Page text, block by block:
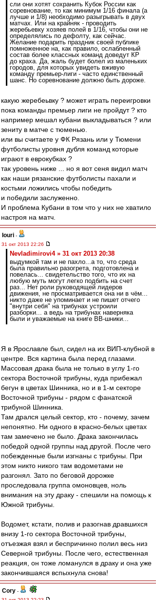
сли они хотят сохранить Кубок России как
соревнование, то как минимум 1/16 финала (а
лучше и 1/8) необходимо разыгрывать в двух
матчах. Или на крайняк - проводить
жеребьевку хозяев полей в 1/16, чтобы они не
определялись по дефолту, как сейчас.
Желание подарить праздник своей публике
помноженное на, как правило, ослабленный
состав более классных команд доведут КР
до краха. Да, жаль будет болел из маленьких
городов, для которых увидеть вживую
команду премьер-лиги - часто единственный
шанс. Но соревнование должно быть дороже.
какую жеребеьвку ? может играть переигровки
пока команды премьер лиги не пройдут ? кто
например мешал кубани выкладываться ? или
зениту в матче с тюменью.
или вы считаете у ФК Рязань или у Тюмени
футболисты уровня дубля команд которые
играют в еврокубках ?
так уровень ниже ... но я вот сеня видил матч
как наши рязанские футболисты пахали и
костьми ложились чтобы победить
и победили заслуженно.
И проблема Кубани в том что у них не хватило
настроя на матч.
Iouri -
31 окт 2013 22:26
Nevladimirovi4 » 31 окт 2013 20:38
выдумкой там и не пахло...а то, что среда
была правильно разогрета, подготовлена и
повелась... свидетельство того, что их на
любую муть могут легко подбить на счет
раз... Нет роли руководящей лидеров
движения, не просматривается она ни в чём...
никто даже не упоминает и не пишет отчего
"внутри себя" на трибунах устроили
разборки... а ведь на трибунах наверняка
были и уважаемые на книге ВВ-шники...
Я в Ярославле был, сидел на их ВИП-клубной в
центре. Вся картина была перед глазами.
Массовая драка была не только в углу 1-го
сектора Восточной трибуны, куда прибежал
бегун в цветах Шинника, но и в 1-м секторе
Восточной трибуны - рядом с фанатской
трибуной Шинника.
Там дрался целый сектор, кто - почему, зачем
непонятно. Ни одного в красно-белых цветах
там замечено не было. Драка закончилась
победой одной группы над другой. После чего
побежденные были изгнаны с трибуны. При
этом никто никого там водометами не
разгонял. Зато по беговой дорожке
проследовала группа омоновцев, ноль
внимания на эту драку - спешили на помощь к
Южной трибуны.
Водомет, кстати, полив и разогнав дравшихся
внизу 1-го сектора Восточной трибуны,
отъезжая взял и беспричинно полил весь низ
Северной трибуны. После чего, естественная
реакция, он тоже ломанулся в драку и она уже
закончившаяся вспыхнула снова!
Cory -